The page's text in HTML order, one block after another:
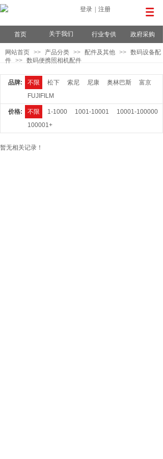
登录 注册
首页 关于我们 行业专供 政府采购
网站首页 >> 产品分类 >> 配件及其他 >> 数码设备配
件 >> 数码便携照相机配件
品牌: 不限 松下 索尼 尼康 奥林巴斯
富京
FUJIFILM
价格: 不限 1-1000 1001-10001
10001-100000
100001+
暂无相关记录！